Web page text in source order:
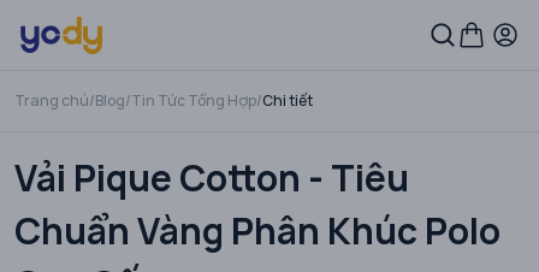
Trang chủ/Blog/Tin Tức Tổng Hợp/Chi tiết
Vải Pique Cotton - Tiêu
Chuẩn Vàng Phân Khúc Polo